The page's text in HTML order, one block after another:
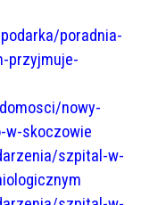
poradnia-
przyjmuje-
nowy-
w-skoczowie
szpital-w-